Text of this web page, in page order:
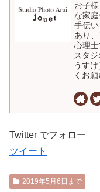
お子
な家
手伝
あり
心理
スタ
うす
くお願
Twitter でフォロー
ツイート
2019年5月6日まで